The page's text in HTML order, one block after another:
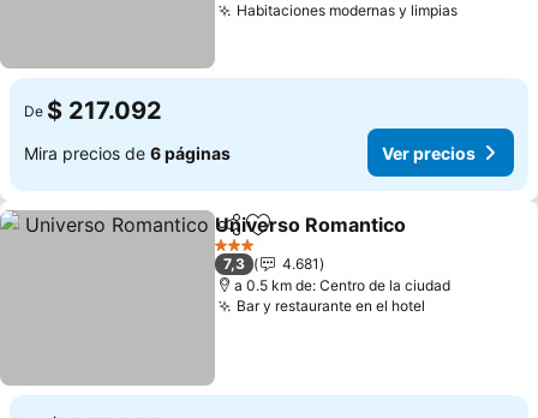
Habitaciones modernas y limpiasVer
De $ 217.092
Mira precios de 6 páginas Ver precios
CompartirAgregar a favoritos
Universo Romantico
3 Estrellas
7,3
4.681
a 0.5 km de: Centro de la ciudad
Bar y restaurante en el hotel